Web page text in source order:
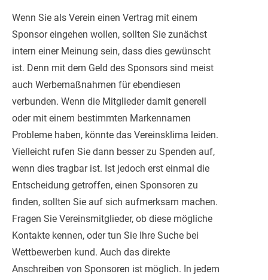
Wenn Sie als Verein einen Vertrag mit einem
Sponsor eingehen wollen, sollten Sie zunächst
intern einer Meinung sein, dass dies gewünscht
ist. Denn mit dem Geld des Sponsors sind meist
auch Werbemaßnahmen für ebendiesen
verbunden. Wenn die Mitglieder damit generell
oder mit einem bestimmten Markennamen
Probleme haben, könnte das Vereinsklima leiden.
Vielleicht rufen Sie dann besser zu Spenden auf,
wenn dies tragbar ist. Ist jedoch erst einmal die
Entscheidung getroffen, einen Sponsoren zu
finden, sollten Sie auf sich aufmerksam machen.
Fragen Sie Vereinsmitglieder, ob diese mögliche
Kontakte kennen, oder tun Sie Ihre Suche bei
Wettbewerben kund. Auch das direkte
Anschreiben von Sponsoren ist möglich. In jedem